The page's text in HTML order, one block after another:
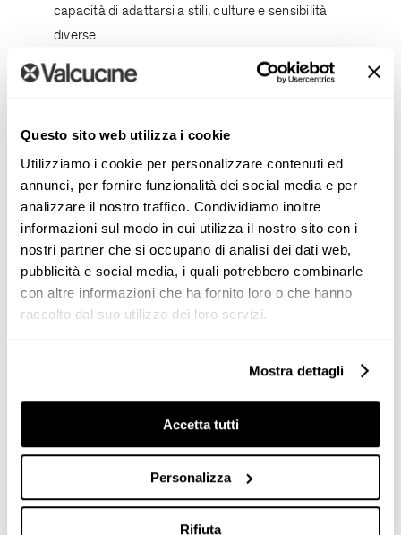
Questo sito web utilizza i cookie
Utilizziamo i cookie per personalizzare contenuti ed
annunci, per fornire funzionalità dei social media e per
analizzare il nostro traffico. Condividiamo inoltre
informazioni sul modo in cui utilizza il nostro sito con i
nostri partner che si occupano di analisi dei dati web,
pubblicità e social media, i quali potrebbero combinarle
con altre informazioni che ha fornito loro o che hanno
raccolto dal suo utilizzo dei loro servizi.
Mostra dettagli
Accetta tutti
Personalizza
Rifiuta
capacità di adattarsi a stili, culture e sensibilità
diverse.
La giuria ha riconosciuto il valore diArchitectural
“Architectural Scenariosha
messo in luce la versatilità delle
cucine Valcucine all'interno
allestita nel flagship store di
Valcucine a Milano, ha celebrato
le cucine progettate dal
. Unendo creatività,
competenza tecnica e
sostenibilità, ogni scenario ha
offerto una prospettiva unica,
fondendo lusso e innovazione.